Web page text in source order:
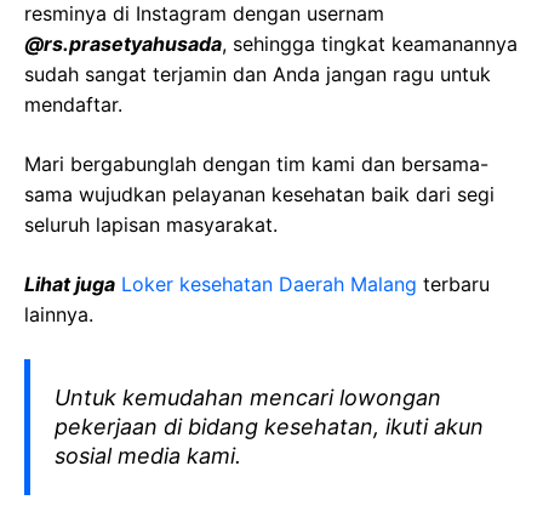
resminya di Instagram dengan usernam
@rs.prasetyahusada, sehingga tingkat keamanannya
sudah sangat terjamin dan Anda jangan ragu untuk
mendaftar.
Mari bergabunglah dengan tim kami dan bersama-
sama wujudkan pelayanan kesehatan baik dari segi
seluruh lapisan masyarakat.
Lihat juga Loker kesehatan Daerah Malang terbaru
lainnya.
Untuk kemudahan mencari lowongan
pekerjaan di bidang kesehatan, ikuti akun
sosial media kami.